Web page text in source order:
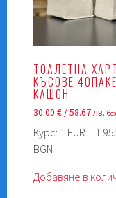
ТОАЛЕТНА
КЪСОВЕ
КАШОН
30.00€/ 58.67 лв.
Курс: 1 EUR =
BGN
Добавяне в